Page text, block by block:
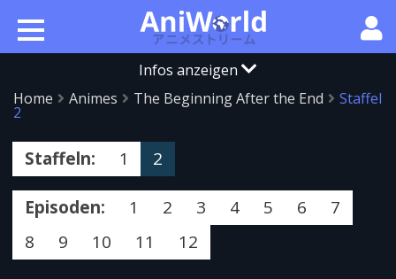
Infos anzeigen
Home
Animes The Beginning After the End Staffel
2
Staffeln: 1 2
Episoden: 1 2 3 4 5 6
7
8
9 10 11 12